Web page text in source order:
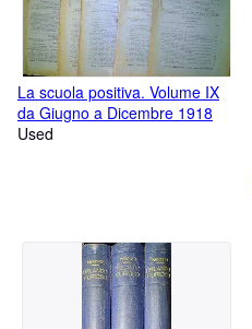
La scuola positiva. Volume IX
da Giugno a Dicembre 1918
Used